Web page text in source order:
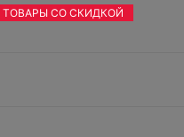
ТОВАРЫ СО СКИДКОЙ